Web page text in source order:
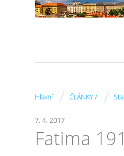
Hlavní / ČLÁNKY / /
7. 4. 2017
Fatima